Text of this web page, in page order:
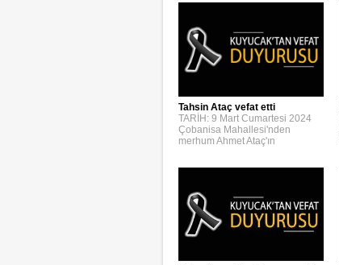
Tahsin Ataç vefat etti
TARİH: 9 Mart Cumartesi 2024
Çobanisa Mahallesi'nden
merhum Ahmet Ataç'ın